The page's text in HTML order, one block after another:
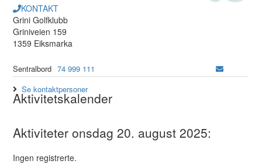
KONTAKT
Grini Golfklubb
Griniveien 159
1359 Eiksmarka
Sentralbord 74 999 111
Se kontaktpersoner
Aktivitetskalender
Aktiviteter onsdag 20. august 2025:
Ingen registrerte.